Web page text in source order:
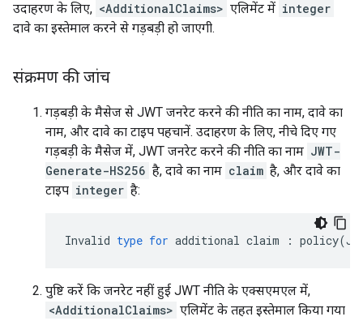
उदाहरण के लिए, <AdditionalClaims> एलिमेंट में integer
दावे का इस्तेमाल करने से गड़बड़ी हो जाएगी.
संक्रमण की जांच
गड़बड़ी के मैसेज से JWT जनरेट करने की नीति का नाम, दावे का
नाम, और दावे का टाइप पहचानें. उदाहरण के लिए, नीचे दिए गए
गड़बड़ी के मैसेज में, JWT जनरेट करने की नीति का नाम JWT-
Generate-HS256 है, दावे का नाम claim है, और दावे का
टाइप integer है:
Invalid type for additional claim : policy(
पुष्टि करें कि जनरेट नहीं हुई JWT नीति के एक्सएमएल में,
<AdditionalClaims> एलिमेंट के तहत इस्तेमाल किया गया